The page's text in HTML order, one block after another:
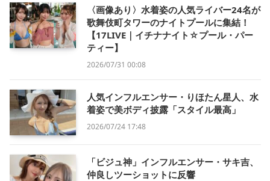
〈画像あり〉水着姿の人気ライバー24名が
歌舞伎町タワーのナイトプールに集結！
【17LIVE｜イチナナイト☆プール・パー
ティー】
2026/07/31 00:08
人気インフルエンサー・りほたん星人、水
着姿で美ボディ披露「スタイル最高」
2026/07/24 17:48
「ビジュ神」インフルエンサー・サキ吉、
仲良しツーショットに反響